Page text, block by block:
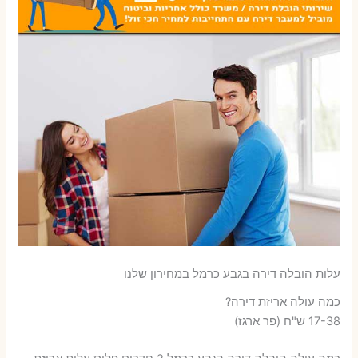
עלות הובלה דירה בגבע כרמל במחירון שלנו
כמה עולה אריזת דירה​?
17-38 ש"ח (פר ארגז)